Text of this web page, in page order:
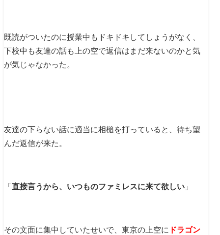
既読がついたのに授業中もドキドキしてしょうがなく、
下校中も友達の話も上の空で返信はまだ来ないのかと気
が気じゃなかった。
友達の下らない話に適当に相槌を打っていると、待ち望
んだ返信が来た。
「 直接言うから、いつものファミレスに来て欲しい 」
その文面に集中していたせいで、東京の上空に ドラゴン